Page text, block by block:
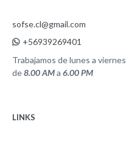
sofse.cl@gmail.com
+56939269401
Trabajamos de lunes a viernes
de8.00 AMa 6.00 PM
LINKS